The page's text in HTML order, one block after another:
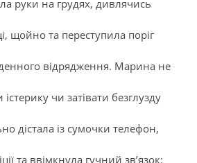
руки на грудях, дивлячись
щойно та переступила поріг
відрядження. Марина не
чи затівати безглузду
дістала із сумочки телефон,
та ввімкнула гучний зв’язок: